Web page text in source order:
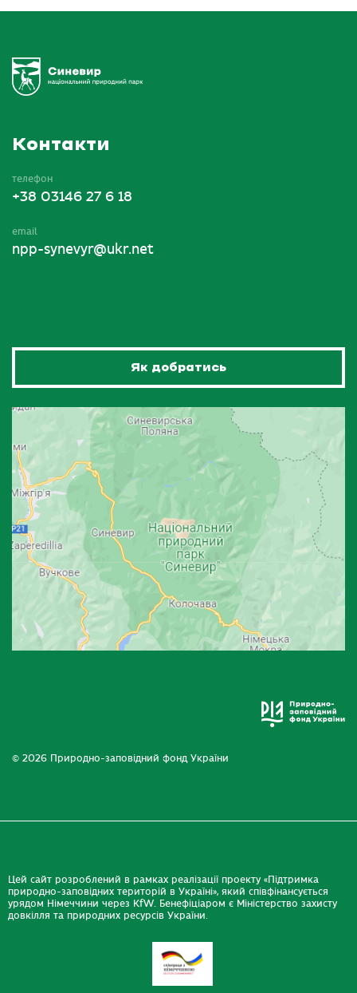
Контакти
телефон
+38 03146 27 6 18
email
npp-synevyr@ukr.net
Як добратись
© 2026 Природно-заповідний фонд України
Цей сайт розроблений в рамках реалізації проекту «Підтримка
природно-заповідних територій в Україні», який співфінансується
урядом Німеччини через KfW. Бенефіціаром є Міністерство захисту
довкілля та природних ресурсів України.